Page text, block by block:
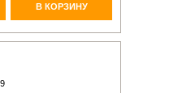
В КОРЗИНУ